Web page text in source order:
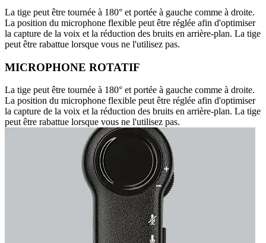
La tige peut être tournée à 180° et portée à gauche comme à droite.
La position du microphone flexible peut être réglée afin d'optimiser
la capture de la voix et la réduction des bruits en arrière-plan. La tige
peut être rabattue lorsque vous ne l'utilisez pas.
MICROPHONE ROTATIF
La tige peut être tournée à 180° et portée à gauche comme à droite.
La position du microphone flexible peut être réglée afin d'optimiser
la capture de la voix et la réduction des bruits en arrière-plan. La tige
peut être rabattue lorsque vous ne l'utilisez pas.